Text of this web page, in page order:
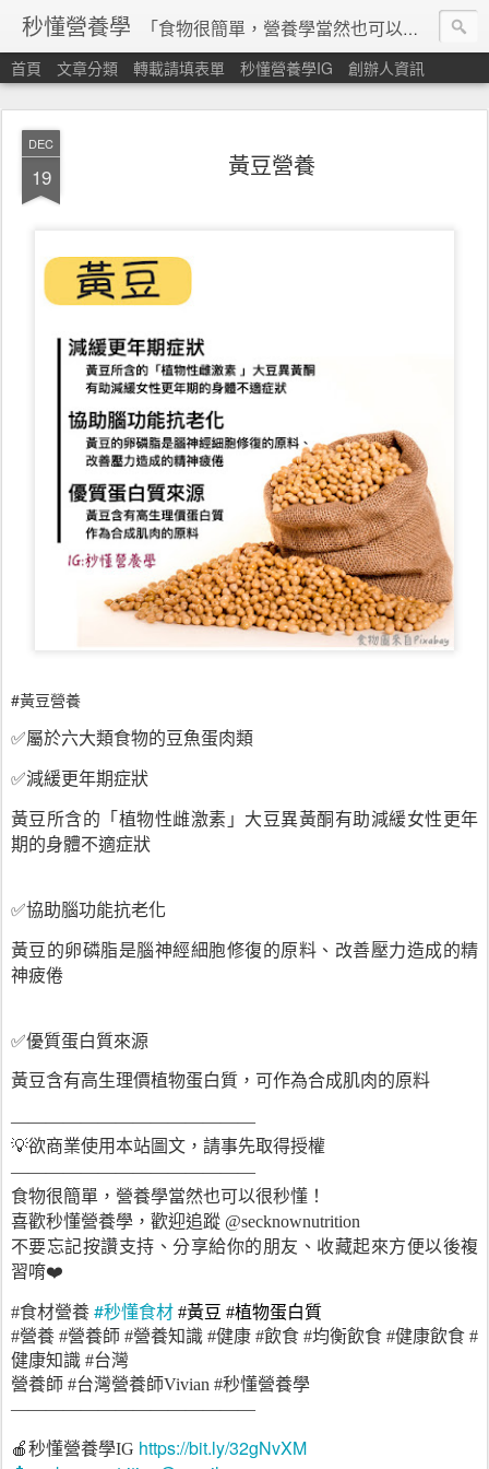
秒懂營養學 「食物很簡單，營養學當然也可以很秒懂」 本站由台灣營養師經營，非商業轉載請填寫
首頁 文章分類 轉載請填表單 秒懂營養學IG 創辦人資訊
DEC
19 黃豆營養
#黃豆營養
✅屬於六大類食物的豆魚蛋肉類
✅減緩更年期症狀
黃豆所含的「植物性雌激素」大豆異黃酮有助減緩女性更年
期的身體不適症狀
✅協助腦功能抗老化
黃豆的卵磷脂是腦神經細胞修復的原料、改善壓力造成的精
神疲倦
✅優質蛋白質來源
黃豆含有高生理價植物蛋白質，可作為合成肌肉的原料
——————————————
💡欲商業使用本站圖文，請事先取得授權
——————————————
食物很簡單，營養學當然也可以很秒懂！
喜歡秒懂營養學，歡迎追蹤 @secknownutrition
不要忘記按讚支持、分享給你的朋友、收藏起來方便以後複
習唷❤️
#食材營養 #秒懂食材 #黃豆 #植物蛋白質
#營養 #營養師 #營養知識 #健康 #飲食 #均衡飲食 #健康飲食 #
健康知識 #台灣
營養師 #台灣營養師Vivian #秒懂營養學
——————————————
🍎秒懂營養學IG https://bit.ly/32gNvXM